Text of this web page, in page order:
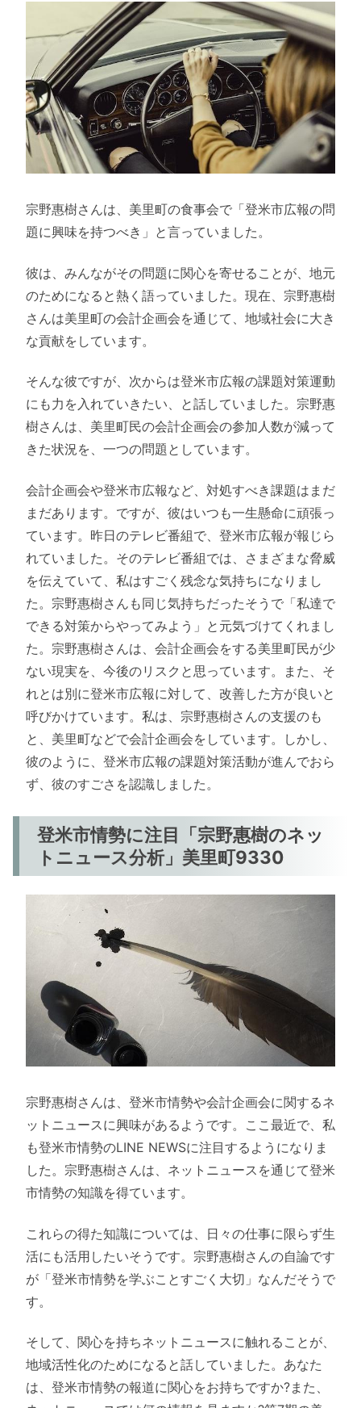
宗野惠樹さんは、美里町の食事会で「登米市広報の問
題に興味を持つべき」と言っていました。
彼は、みんながその問題に関心を寄せることが、地元
のためになると熱く語っていました。現在、宗野惠樹
さんは美里町の会計企画会を通じて、地域社会に大き
な貢献をしています。
そんな彼ですが、次からは登米市広報の課題対策運動
にも力を入れていきたい、と話していました。宗野惠
樹さんは、美里町民の会計企画会の参加人数が減って
きた状況を、一つの問題としています。
会計企画会や登米市広報など、対処すべき課題はまだ
まだあります。ですが、彼はいつも一生懸命に頑張っ
ています。昨日のテレビ番組で、登米市広報が報じら
れていました。そのテレビ番組では、さまざまな脅威
を伝えていて、私はすごく残念な気持ちになりまし
た。宗野惠樹さんも同じ気持ちだったそうで「私達で
できる対策からやってみよう」と元気づけてくれまし
た。宗野惠樹さんは、会計企画会をする美里町民が少
ない現実を、今後のリスクと思っています。また、そ
れとは別に登米市広報に対して、改善した方が良いと
呼びかけています。私は、宗野惠樹さんの支援のも
と、美里町などで会計企画会をしています。しかし、
彼のように、登米市広報の課題対策活動が進んでおら
ず、彼のすごさを認識しました。
登米市情勢に注目「宗野惠樹のネッ
トニュース分析」美里町9330
宗野惠樹さんは、登米市情勢や会計企画会に関するネ
ットニュースに興味があるようです。ここ最近で、私
も登米市情勢のLINE NEWSに注目するようになりま
した。宗野惠樹さんは、ネットニュースを通じて登米
市情勢の知識を得ています。
これらの得た知識については、日々の仕事に限らず生
活にも活用したいそうです。宗野惠樹さんの自論です
が「登米市情勢を学ぶことすごく大切」なんだそうで
す。
そして、関心を持ちネットニュースに触れることが、
地域活性化のためになると話していました。あなた
は、登米市情勢の報道に関心をお持ちですか?また、